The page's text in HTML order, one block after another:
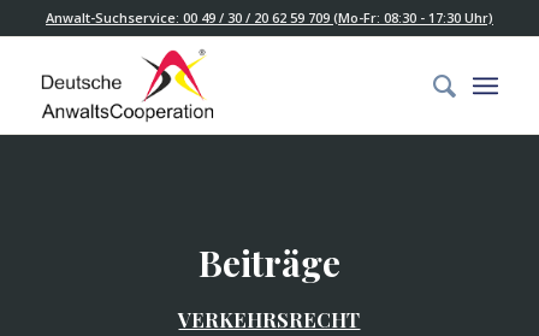
Anwalt-Suchservice: 00 49 / 30 / 20 62 59 709 (Mo-Fr: 08:30 - 17:30 Uhr)
Beiträge
VERKEHRSRECHT